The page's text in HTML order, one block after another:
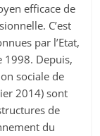
efficace de
C’est
par l’Etat,
1998. Depuis,
sociale de
2014) sont
de
du